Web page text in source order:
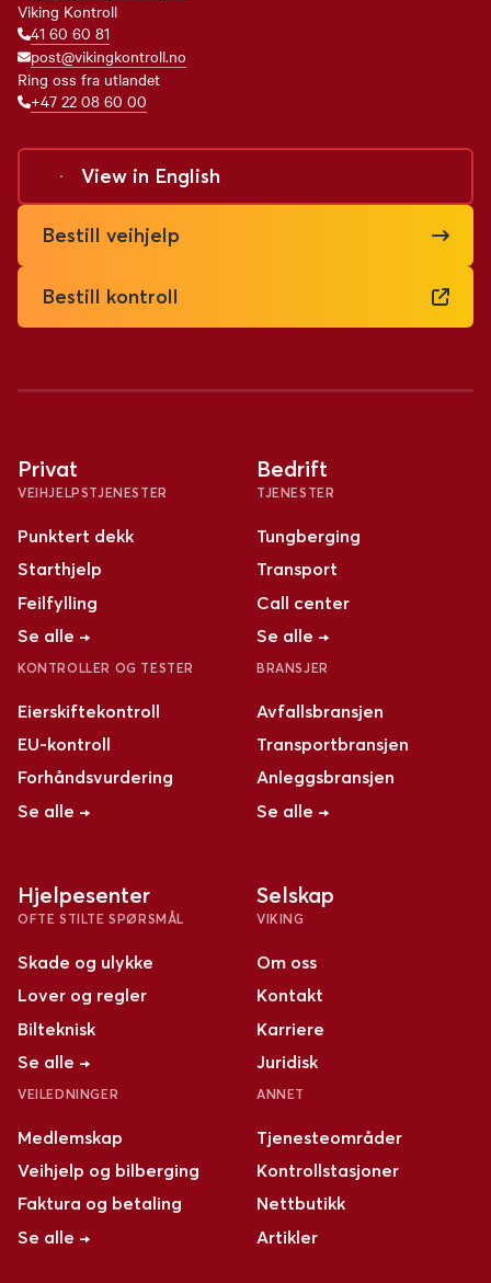
Viking Kontroll
41 60 60 81
post@vikingkontroll.no
Ring oss fra utlandet
+47 22 08 60 00
View in English
Bestill veihjelp
Bestill kontroll
Privat
VEIHJELPSTJENESTER
Punktert dekk
Starthjelp
Feilfylling
Se alle →
KONTROLLER OG TESTER
Eierskiftekontroll
EU-kontroll
Forhåndsvurdering
Se alle →
Bedrift
TJENESTER
Tungberging
Transport
Call center
Se alle →
BRANSJER
Avfallsbransjen
Transportbransjen
Anleggsbransjen
Se alle →
Hjelpesenter
OFTE STILTE SPØRSMÅL
Skade og ulykke
Lover og regler
Bilteknisk
Se alle →
VEILEDNINGER
Medlemskap
Veihjelp og bilberging
Faktura og betaling
Se alle →
Selskap
VIKING
Om oss
Kontakt
Karriere
Juridisk
ANNET
Tjenesteområder
Kontrollstasjoner
Nettbutikk
Artikler